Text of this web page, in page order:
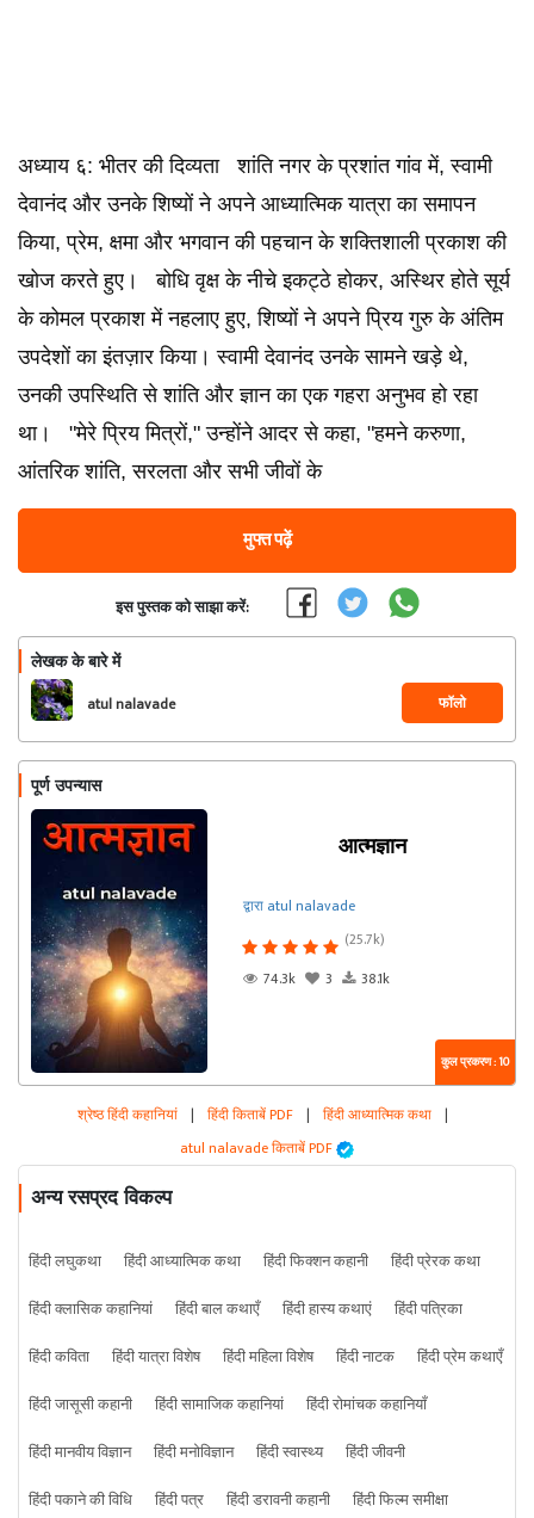
अध्याय ६: भीतर की दिव्यता शांति नगर के प्रशांत गांव में, स्वामी
देवानंद और उनके शिष्यों ने अपने आध्यात्मिक यात्रा का समापन
किया, प्रेम, क्षमा और भगवान की पहचान के शक्तिशाली प्रकाश की
खोज करते हुए। बोधि वृक्ष के नीचे इकट्ठे होकर, अस्थिर होते सूर्य
के कोमल प्रकाश में नहलाए हुए, शिष्यों ने अपने प्रिय गुरु के अंतिम
उपदेशों का इंतज़ार किया। स्वामी देवानंद उनके सामने खड़े थे,
उनकी उपस्थिति से शांति और ज्ञान का एक गहरा अनुभव हो रहा
था। "मेरे प्रिय मित्रों," उन्होंने आदर से कहा, "हमने करुणा,
आंतरिक शांति, सरलता और सभी जीवों के
मुफ्त पढ़ें
इस पुस्तक को साझा करें:
लेखक के बारे में
atul nalavade फॉलो
पूर्ण उपन्यास
आत्मज्ञान
द्वारा atul nalavade
(25.7k)
74.3k
3 38.1k
कुल प्रकरण : 10
श्रेष्ठ हिंदी कहानियां | हिंदी किताबें PDF | हिंदी आध्यात्मिक कथा |
atul nalavade किताबें PDF
अन्य रसप्रद विकल्प
हिंदी लघुकथा हिंदी आध्यात्मिक कथा हिंदी फिक्शन कहानी
हिंदी प्रेरक कथा
हिंदी क्लासिक कहानियां
हिंदी बाल कथाएँ हिंदी हास्य कथाएं
हिंदी पत्रिका
हिंदी कविता
हिंदी यात्रा विशेष हिंदी महिला विशेष हिंदी नाटक
हिंदी प्रेम कथाएँ
हिंदी जासूसी कहानी
हिंदी सामाजिक कहानियां
हिंदी रोमांचक कहानियाँ
हिंदी मानवीय विज्ञान
हिंदी मनोविज्ञान हिंदी स्वास्थ्य
हिंदी जीवनी
हिंदी पकाने की विधि
हिंदी पत्र हिंदी डरावनी कहानी हिंदी फिल्म समीक्षा